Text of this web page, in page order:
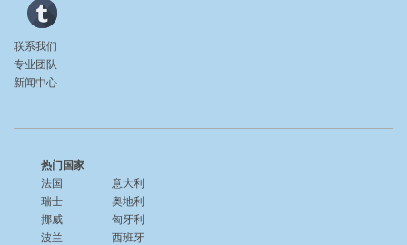
联系我们
专业团队
新闻中心
热门国家
法国
瑞士
挪威
波兰
意大利
奥地利
匈牙利
西班牙